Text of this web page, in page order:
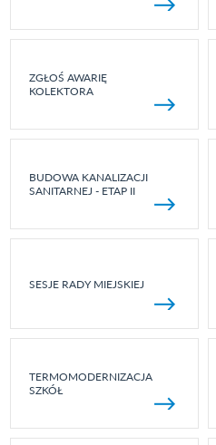
ZGŁOŚ AWARIĘ
KOLEKTORA
BUDOWA KANALIZACJI
SANITARNEJ - ETAP II
SESJE RADY MIEJSKIEJ
TERMOMODERNIZACJA
SZKÓŁ